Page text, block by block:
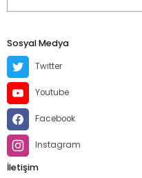
Sosyal Medya
Twitter
Youtube
Facebook
Instagram
İletişim